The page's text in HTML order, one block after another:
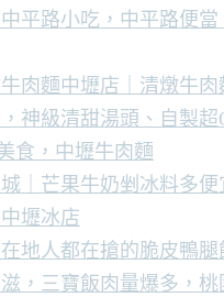
平路小吃，中平路便當
肉麵中壢店｜清燉牛肉
神級清甜湯頭、自製超
食，中壢牛肉麵
｜芒果牛奶剉冰料多便
壢冰店
地人都在搶的脆皮鴨腿
，三寶飯肉量爆多，桃